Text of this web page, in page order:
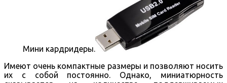
Мини кардридеры.
Имеют очень компактные размеры и позволяют носить
их с собой постоянно. Однако, миниатюрность